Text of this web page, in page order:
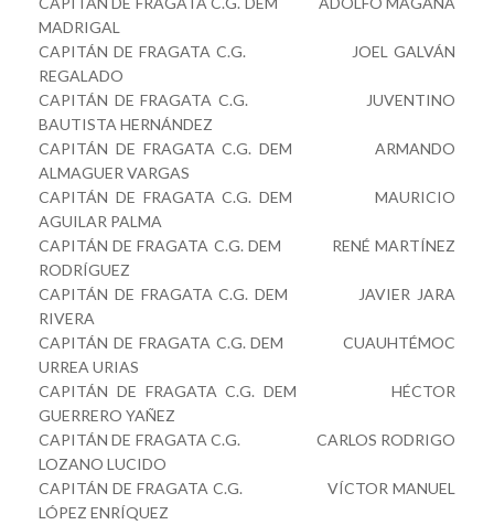
MADRIGAL
CAPITÁN DE FRAGATA C.G. JOEL GALVÁN
REGALADO
CAPITÁN DE FRAGATA C.G. JUVENTINO
BAUTISTA HERNÁNDEZ
CAPITÁN DE FRAGATA C.G. DEM ARMANDO
ALMAGUER VARGAS
CAPITÁN DE FRAGATA C.G. DEM MAURICIO
AGUILAR PALMA
CAPITÁN DE FRAGATA C.G. DEM RENÉ MARTÍNEZ
RODRÍGUEZ
CAPITÁN DE FRAGATA C.G. DEM JAVIER JARA
RIVERA
CAPITÁN DE FRAGATA C.G. DEM CUAUHTÉMOC
URREA URIAS
CAPITÁN DE FRAGATA C.G. DEM HÉCTOR
GUERRERO YAÑEZ
CAPITÁN DE FRAGATA C.G. CARLOS RODRIGO
LOZANO LUCIDO
CAPITÁN DE FRAGATA C.G. VÍCTOR MANUEL
LÓPEZ ENRÍQUEZ